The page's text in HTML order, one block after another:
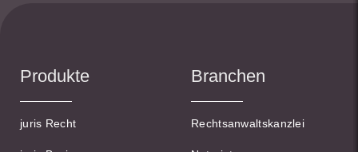
Produkte
juris Recht
Branchen
Rechtsanwaltskanzlei